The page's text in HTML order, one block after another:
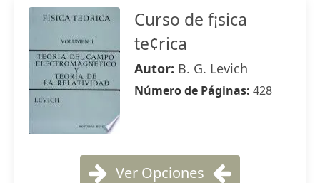
Curso de f¡sica
te¢rica
Autor: B. G. Levich
Número de Páginas: 428
Ver Opciones